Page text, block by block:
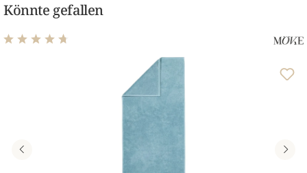
Könnte gefallen
Durchschnittliche Bewertung von 4.83 von 5 Sternen